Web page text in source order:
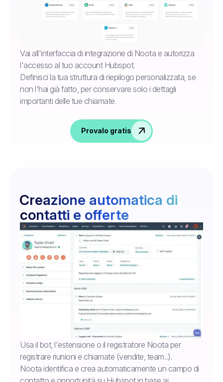
Vai all'interfaccia di integrazione di Noota e autorizza
l'accesso al tuo account Hubspot.
Definisci la tua struttura di riepilogo personalizzata, se
non l'hai già fatto, per conservare solo i dettagli
importanti delle tue chiamate.
Provalo gratis
Creazione automatica di
contatti e offerte
Usa il bot, l'estensione o il registratore Noota per
registrare riunioni e chiamate (vendite, team...).
Noota identifica e crea automaticamente un campo di